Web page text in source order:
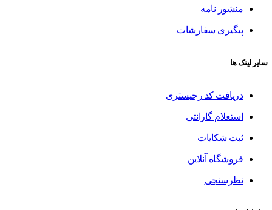
منشور نامه
پیگیری سفارشات
سایر لینک ها
دریافت کد رجیستری
استعلام گارانتی
ثبت شکایات
فروشگاه آنلاین
نظرسنجی